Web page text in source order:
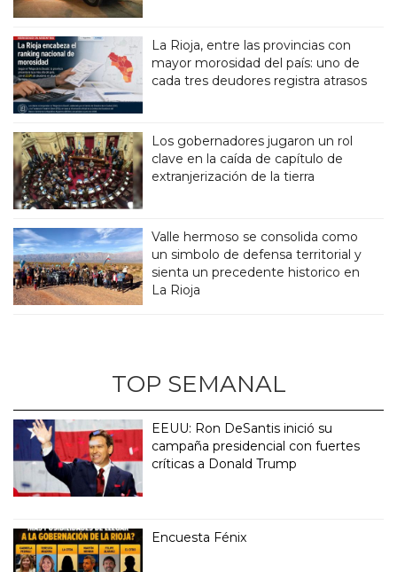
La Rioja, entre las provincias con
mayor morosidad del país: uno de
cada tres deudores registra atrasos
Los gobernadores jugaron un rol
clave en la caída de capítulo de
extranjerización de la tierra
Valle hermoso se consolida como
un simbolo de defensa territorial y
sienta un precedente historico en
La Rioja
TOP SEMANAL
EEUU: Ron DeSantis inició su
campaña presidencial con fuertes
críticas a Donald Trump
Encuesta Fénix